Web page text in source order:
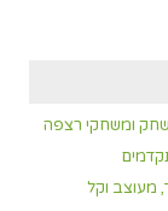
ומשחקי רצפה
מעוצב וקל